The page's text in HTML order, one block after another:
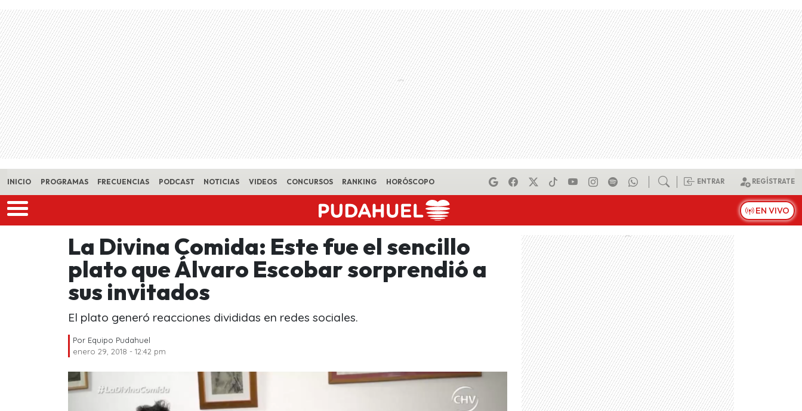
Skip to main content
INICIO PROGRAMAS FRECUENCIAS PODCAST NOTICIAS VIDEOS CONCURSOS RANKING HORÓSCOPO ENTRAR REGÍSTRATE
EN VIVO
La Divina Comida: Este fue el sencillo
plato que Álvaro Escobar sorprendió a
sus invitados
El plato generó reacciones divididas en redes sociales.
Por Equipo Pudahuel
enero 29, 2018 - 12:42 pm